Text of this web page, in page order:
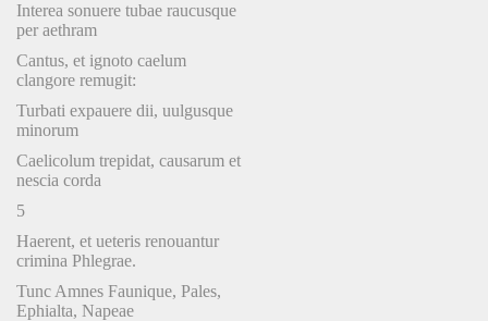
Interea sonuere tubae raucusque
per aethram
Cantus, et ignoto caelum
clangore remugit:
Turbati expauere dii, uulgusque
minorum
Caelicolum trepidat, causarum et
nescia corda
5
Haerent, et ueteris renouantur
crimina Phlegrae.
Tunc Amnes Faunique, Pales,
Ephialta, Napeae